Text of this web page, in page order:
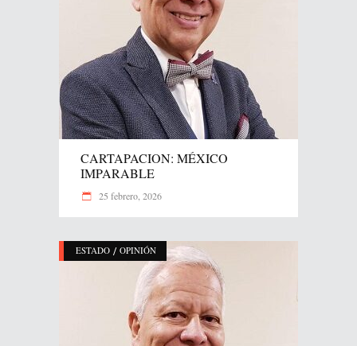
CARTAPACION: MÉXICO
IMPARABLE
25 febrero, 2026
ESTADO / OPINIÓN